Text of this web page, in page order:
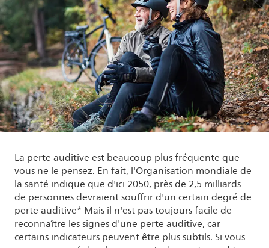
La perte auditive est beaucoup plus fréquente que
vous ne le pensez. En fait, l'Organisation mondiale de
la santé indique que d'ici 2050, près de 2,5 milliards
de personnes devraient souffrir d'un certain degré de
perte auditive* Mais il n'est pas toujours facile de
reconnaître les signes d'une perte auditive, car
certains indicateurs peuvent être plus subtils. Si vous